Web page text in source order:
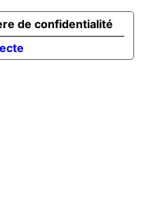
de confidentialité